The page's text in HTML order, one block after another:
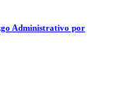
Administrativo por